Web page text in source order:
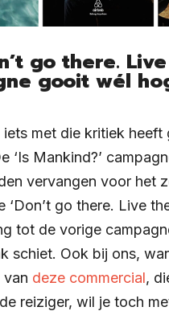
go there.
gooit wél
met die kritiek heeft
‘Is Mankind?’
vervangen voor het
‘Don’t go there. Live
tot de vorige
schiet. Ook bij ons,
van deze commercial,
reiziger, wil je toch